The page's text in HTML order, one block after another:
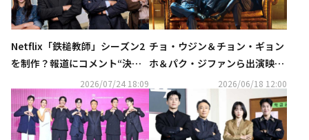
Netflix「鉄槌教師」シーズン2
を制作？報道にコメント“決ま
ったことはない”2026/07/24 18:09
チョ・ウジン＆チョン・ギョン
ホ＆パク・ジファンら出演映画
「BOSS／ボス」10月23日に日
本公開！
2026/06/18 12:00